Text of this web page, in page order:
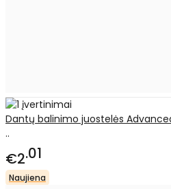
Dantų balinimo juostelės
..
€2 01
Naujiena